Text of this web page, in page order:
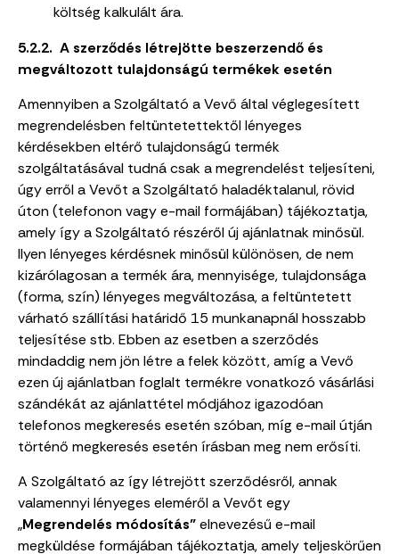
költség kalkulált ára.
5.2.2. A szerződés létrejötte beszerzendő és
megváltozott tulajdonságú termékek esetén
Amennyiben a Szolgáltató a Vevő által véglegesített
megrendelésben feltüntetettektől lényeges
kérdésekben eltérő tulajdonságú termék
szolgáltatásával tudná csak a megrendelést teljesíteni,
úgy erről a Vevőt a Szolgáltató haladéktalanul, rövid
úton (telefonon vagy e-mail formájában) tájékoztatja,
amely így a Szolgáltató részéről új ajánlatnak minősül.
Ilyen lényeges kérdésnek minősül különösen, de nem
kizárólagosan a termék ára, mennyisége, tulajdonsága
(forma, szín) lényeges megváltozása, a feltüntetett
várható szállítási határidő 15 munkanapnál hosszabb
teljesítése stb. Ebben az esetben a szerződés
mindaddig nem jön létre a felek között, amíg a Vevő
ezen új ajánlatban foglalt termékre vonatkozó vásárlási
szándékát az ajánlattétel módjához igazodóan
telefonos megkeresés esetén szóban, míg e-mail útján
történő megkeresés esetén írásban meg nem erősíti.
A Szolgáltató az így létrejött szerződésről, annak
valamennyi lényeges eleméről a Vevőt egy
„Megrendelés módosítás”elnevezésű e-mail
megküldése formájában tájékoztatja, amely teljeskörűen